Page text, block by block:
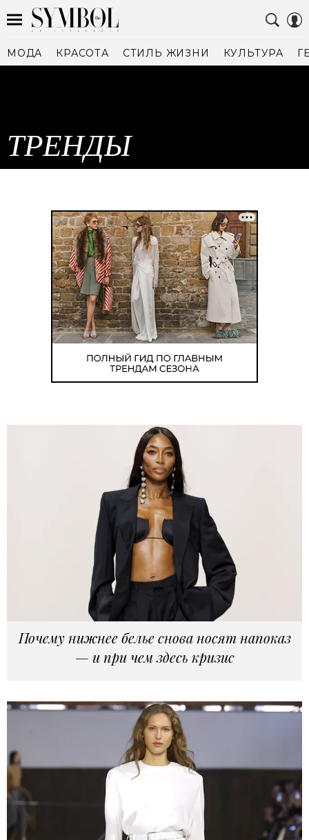
МОДА КРАСОТА СТИЛЬ ЖИЗНИ КУЛЬТУРА
ТРЕНДЫ
Почему нижнее белье снова носят напоказ
— и при чем здесь кризис